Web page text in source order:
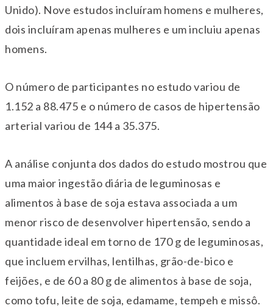
Unido). Nove estudos incluíram homens e mulheres,
dois incluíram apenas mulheres e um incluiu apenas
homens.
O número de participantes no estudo variou de
1.152 a 88.475 e o número de casos de hipertensão
arterial variou de 144 a 35.375.
A análise conjunta dos dados do estudo mostrou que
uma maior ingestão diária de leguminosas e
alimentos à base de soja estava associada a um
menor risco de desenvolver hipertensão, sendo a
quantidade ideal em torno de 170 g de leguminosas,
que incluem ervilhas, lentilhas, grão-de-bico e
feijões, e de 60 a 80 g de alimentos à base de soja,
como tofu, leite de soja, edamame, tempeh e missô.